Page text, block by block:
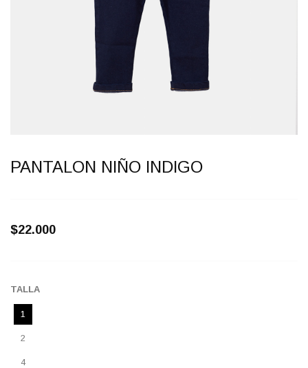
PANTALON NIÑO INDIGO
$22.000
TALLA
1
2
4